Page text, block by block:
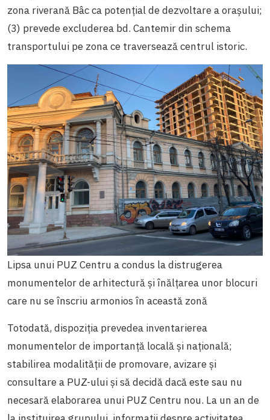
zona riverană Bâc ca potențial de dezvoltare a orașului;
(3) prevede excluderea bd. Cantemir din schema
transportului pe zona ce traversează centrul istoric.
Lipsa unui PUZ Centru a condus la distrugerea
monumentelor de arhitectură și înălțarea unor blocuri
care nu se înscriu armonios în această zonă
Totodată, dispoziția prevedea inventarierea
monumentelor de importanță locală și națională;
stabilirea modalității de promovare, avizare și
consultare a PUZ-ului și să decidă dacă este sau nu
necesară elaborarea unui PUZ Centru nou. La un an de